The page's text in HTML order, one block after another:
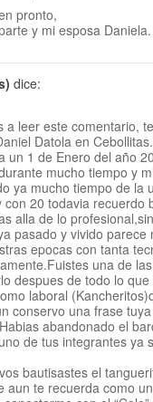
pronto,
y mi esposa Daniela.
dice:
a leer este comentario,
Datola en
un 1 de Enero del año
mucho tiempo y
ya mucho tiempo de la
20 todavia recuerdo
alla de lo
pasado y vivido
epocas con tanta
una de
despues de todo lo
laboral
conservo una frase
abandonado el
de tus integrantes ya
bautisastes el
aun te recuerda como